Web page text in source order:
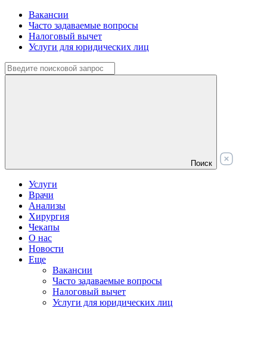
Вакансии
Часто задаваемые вопросы
Налоговый вычет
Услуги для юридических лиц
Поиск
Услуги
Врачи
Анализы
Хирургия
Чекапы
О нас
Новости
Еще
Вакансии
Часто задаваемые вопросы
Налоговый вычет
Услуги для юридических лиц